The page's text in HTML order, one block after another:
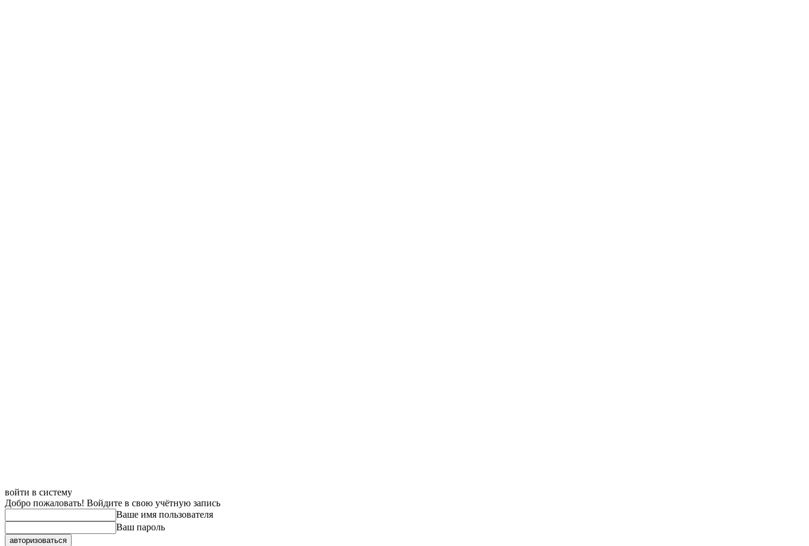
войти в систему
Добро пожаловать! Войдите в свою учётную запись
Ваше имя пользователя
Ваш пароль